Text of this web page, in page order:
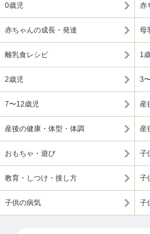
0歳児 赤
赤ちゃんの成長・発達 母
離乳食レシピ 1
2歳児 3
7〜12歳児 産
産後の健康・体型・体調 産
おもちゃ・遊び 子
教育・しつけ・接し方 子
子供の病気 子